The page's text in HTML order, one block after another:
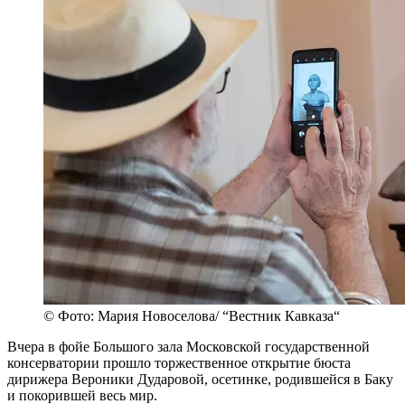
© Фото: Мария Новоселова/ “Вестник Кавказа“
Вчера в фойе Большого зала Московской государственной
консерватории прошло торжественное открытие бюста
дирижера Вероники Дударовой, осетинке, родившейся в Баку
и покорившей весь мир.